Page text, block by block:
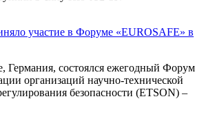
участие в Форуме «EUROSAFE» в
Германия, состоялся ежегодный Форум
организаций научно-технической
безопасности (ETSON) –